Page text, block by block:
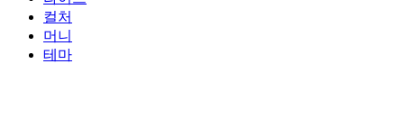
컬처
머니
테마